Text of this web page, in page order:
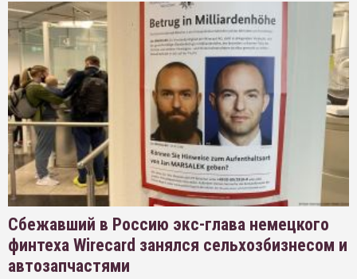
Сбежавший в Россию экс-глава немецкого
финтеха Wirecard занялся сельхозбизнесом и
автозапчастями